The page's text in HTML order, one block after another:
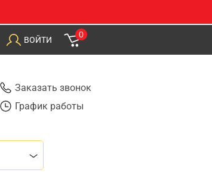
ВОЙТИ
0
Заказать звонок
График работы